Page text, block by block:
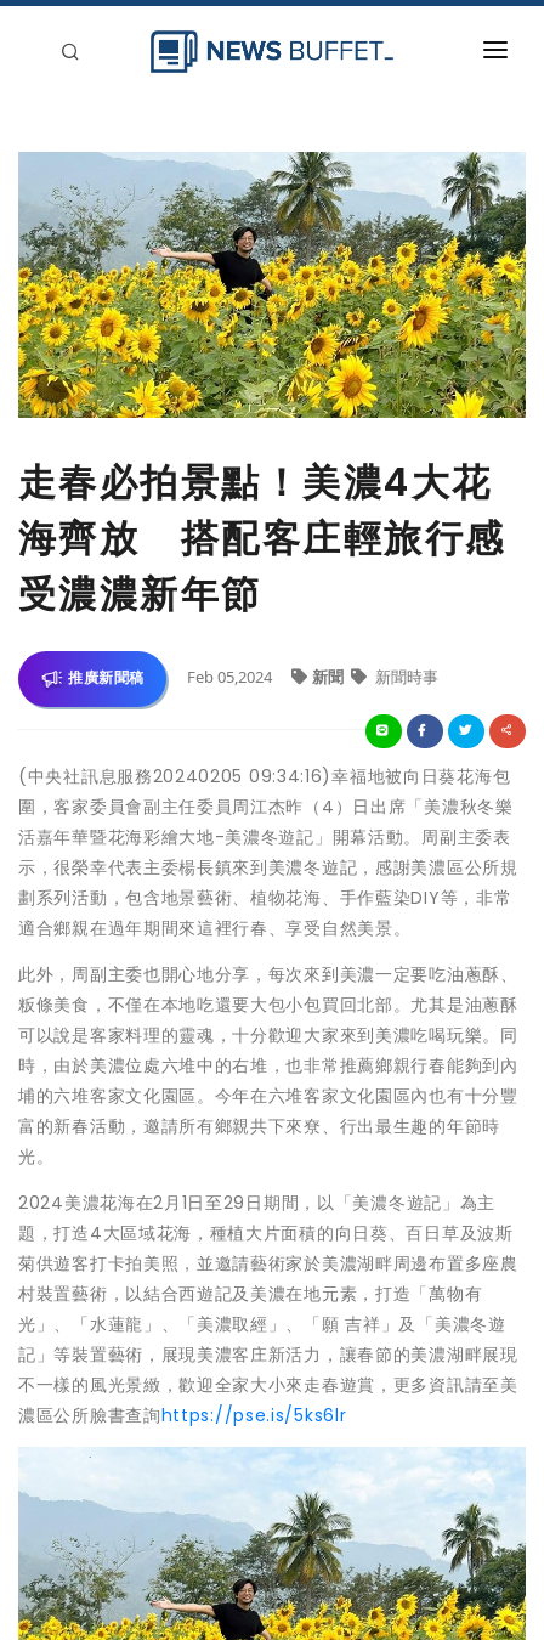
新聞稿分類
登入
刊登
走春必拍景點！美濃4大花
海齊放 搭配客庄輕旅行感
受濃濃新年節
推廣新聞稿 Feb 05,2024 新聞 新聞時事
(中央社訊息服務20240205 09:34:16)幸福地被向日葵花海包
圍，客家委員會副主任委員周江杰昨（4）日出席「美濃秋冬樂
活嘉年華暨花海彩繪大地-美濃冬遊記」開幕活動。周副主委表
示，很榮幸代表主委楊長鎮來到美濃冬遊記，感謝美濃區公所規
劃系列活動，包含地景藝術、植物花海、手作藍染DIY等，非常
適合鄉親在過年期間來這裡行春、享受自然美景。
此外，周副主委也開心地分享，每次來到美濃一定要吃油蔥酥、
粄條美食，不僅在本地吃還要大包小包買回北部。尤其是油蔥酥
可以說是客家料理的靈魂，十分歡迎大家來到美濃吃喝玩樂。同
時，由於美濃位處六堆中的右堆，也非常推薦鄉親行春能夠到內
埔的六堆客家文化園區。今年在六堆客家文化園區內也有十分豐
富的新春活動，邀請所有鄉親共下來尞、行出最生趣的年節時
光。
2024美濃花海在2月1日至29日期間，以「美濃冬遊記」為主
題，打造4大區域花海，種植大片面積的向日葵、百日草及波斯
菊供遊客打卡拍美照，並邀請藝術家於美濃湖畔周邊布置多座農
村裝置藝術，以結合西遊記及美濃在地元素，打造「萬物有
光」、「水蓮龍」、「美濃取經」、「願 吉祥」及「美濃冬遊
記」等裝置藝術，展現美濃客庄新活力，讓春節的美濃湖畔展現
不一樣的風光景緻，歡迎全家大小來走春遊賞，更多資訊請至美
濃區公所臉書查詢https://pse.is/5ks6lr